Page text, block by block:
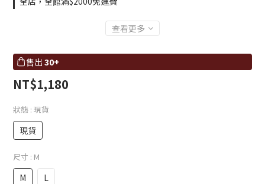
查看更多
售出 30+
NT$1,180
狀態 : 現貨
現貨
尺寸 : M
M L